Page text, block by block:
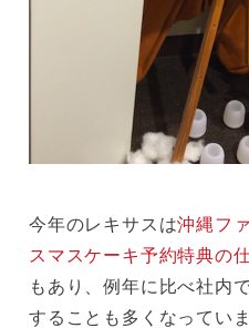
今年のレキサスは沖縄フ
スマスケーキ予約特典の
もあり、例年に比べ社内
することも多くなってい